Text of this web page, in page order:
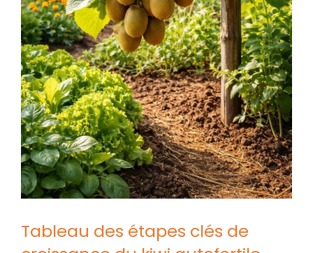
Tableau des étapes clés de